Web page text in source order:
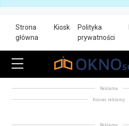
Strona
główna
Kiosk
Polityka
prywatności
Reklama
Koniec reklamy